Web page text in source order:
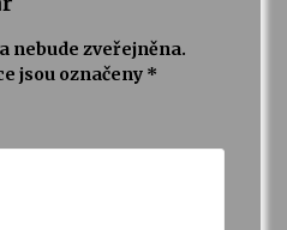
nebude zveřejněna.
jsou označeny *